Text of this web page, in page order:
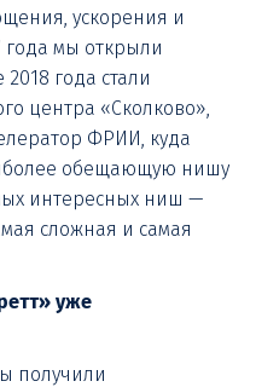
ускорения и
года мы открыли
года стали
центра «Сколково»,
ФРИИ, куда
обещающую нишу
интересных ниш —
сложная и самая
уже
получили